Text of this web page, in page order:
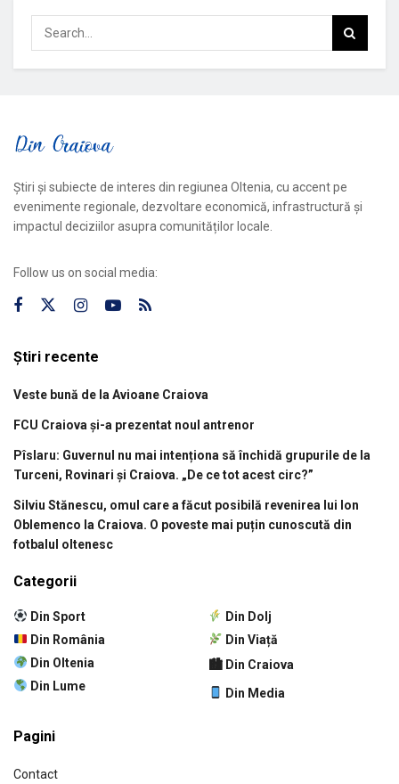
Știri și subiecte de interes din regiunea Oltenia, cu accent pe
evenimente regionale, dezvoltare economică, infrastructură și
impactul deciziilor asupra comunităților locale.
Follow us on social media:
Știri recente
Veste bună de la Avioane Craiova
FCU Craiova și-a prezentat noul antrenor
Pîslaru: Guvernul nu mai intenționa să închidă grupurile de la
Turceni, Rovinari și Craiova. „De ce tot acest circ?”
Silviu Stănescu, omul care a făcut posibilă revenirea lui Ion
Oblemenco la Craiova. O poveste mai puțin cunoscută din
fotbalul oltenesc
Categorii
Din Sport
Din România
Din Oltenia
Din Lume
Din Dolj
Din Viață
🏙 Din Craiova
Din Media
Pagini
Contact